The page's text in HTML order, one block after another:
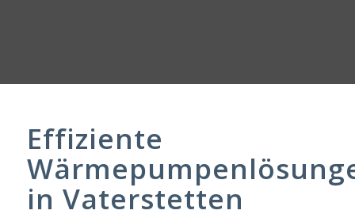
Effiziente
in Vaterstetten